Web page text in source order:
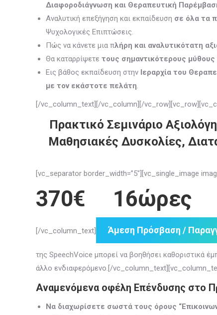
Διαφοροδιάγνωση και Θεραπευτική
Αναλυτική επεξήγηση και εκπαίδευση σε όλα τα
Ψυχολογικές Επιπτώσεις.
Πώς να κάνετε μια πλήρη και αναλυτικότατη
Θα καταρρίψετε τους σημαντικότερους μύθους
Εις βάθος εκπαίδευση στην Ιεραρχία του
με τον εκάστοτε πελάτη.
[/vc_column_text][/vc_column][/
Πρακτικό Σεμινάριο
Μαθησιακές Δυσκολίες,
[vc_separator border_width=”5″][vc_single_image
370€ 16ώρες
[/vc_column_text] Άμεση Πρόσβαση /
της SpeechVoice μπορεί να βοηθήσει καθοριστικά
άλλο ενδιαφερόμενο.[/
Αναμενόμενα οφέλη Επένδυσης στο
Να διαχωρίσετε σωστά τους όρους